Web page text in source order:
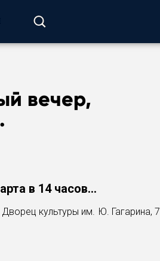
вечер,
в 14 часов...
культуры им. Ю. Гагарина, 7